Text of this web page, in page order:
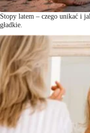
Stopy latem – czego unikać i
gładkie.